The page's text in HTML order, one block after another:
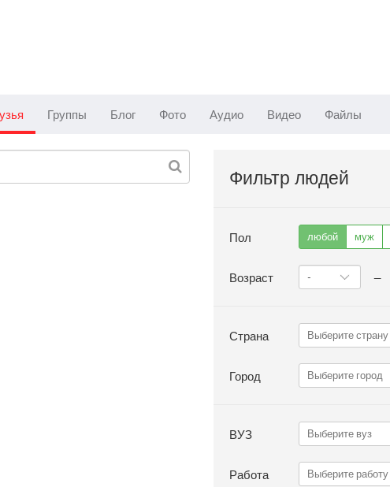
Группы Блог Фото Аудио Видео Файлы
Фильтр людей
Пол любой муж
Возраст —
Страна
Город
ВУЗ
Работа